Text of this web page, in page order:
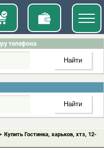
телефона
Купить Гостинка, харьков, хтз, 12-